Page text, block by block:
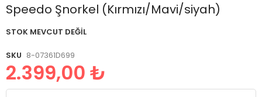
Speedo Şnorkel (Kırmızı/Mavi/siyah)
STOK MEVCUT DEĞIL
SKU 8-07361D699
2.399,00 ₺
Resim
galerisinin
başlangıcına